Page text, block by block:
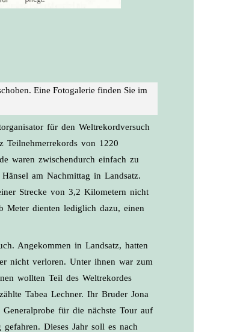
Eine Fotogalerie finden Sie im
für den Weltrekordversuch
Teilnehmerrekords von 1220
waren zwischendurch einfach zu
am Nachmittag in Landsatz.
Strecke von 3,2 Kilometern nicht
Meter dienten lediglich dazu, einen
Angekommen in Landsatz, hatten
nicht verloren. Unter ihnen war zum
wollten Teil des Weltrekordes
Tabea Lechner. Ihr Bruder Jona
für die nächste Tour auf
Dieses Jahr soll es nach